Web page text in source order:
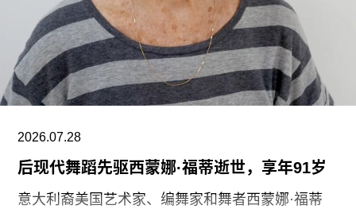
的，”Prospect工会秘书长迈克·克兰西（Mike
Clancy）告诉《卫报》。“如果参观者得知，工会一
直反对的那些存在于亚马逊等企业的劳动实践，竟
然也存在于一家国际知名的文化机构时，他们一定
会感到震惊。”
V&A东馆典藏库的员工正在争取两次各15分钟的带
薪休息时间。工会成员还要求V&A在一年内获得“伦
2026.07.28
后现代舞蹈先驱西蒙娜·福蒂逝世，享年91岁
意大利裔美国艺术家、编舞家和舞者西蒙娜·福蒂